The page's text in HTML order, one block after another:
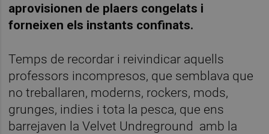
aprovisionen de plaers congelats i
forneixen els instants confinats.
Temps de recordar i reivindicar aquells
professors incompresos, que semblava que
no treballaren, moderns, rockers, mods,
grunges, indies i tota la pesca, que ens
barrejaven la Velvet Undreground amb la